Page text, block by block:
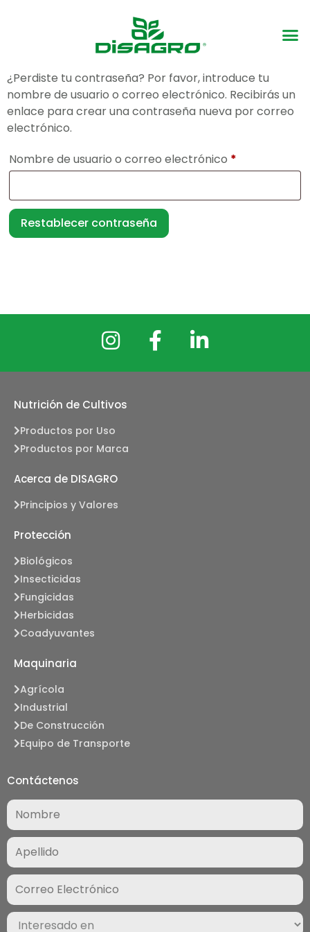
¿Perdiste tu contraseña? Por favor, introduce tu
nombre de usuario o correo electrónico. Recibirás un
enlace para crear una contraseña nueva por correo
electrónico.
Nombre de usuario o correo electrónico *
Restablecer contraseña
Nutrición de Cultivos
Productos por Uso
Productos por Marca
Acerca de DISAGRO
Principios y Valores
Protección
Biológicos
Insecticidas
Fungicidas
Herbicidas
Coadyuvantes
Maquinaria
Agrícola
Industrial
De Construcción
Equipo de Transporte
Contáctenos
Nombre
(Required)
Correo
Electrónico
(Required)
Interesado
en